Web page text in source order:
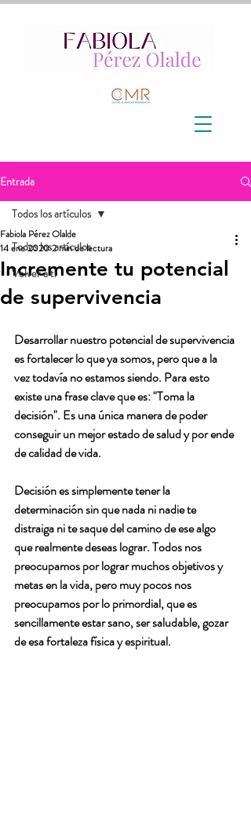
Entrada
Todos los artículos
Volver a ti
Todos los artículos
Incremente tu potencial
de supervivencia
Fabiola Pérez Olalde
14 ene 20202 min de lectura
Desarrollar nuestro potencial de supervivencia
es fortalecer lo que ya somos, pero que a la
vez todavía no estamos siendo. Para esto
existe una frase clave que es: "Toma la
decisión". Es una única manera de poder
conseguir un mejor estado de salud y por ende
de calidad de vida.
Decisión es simplemente tener la
determinación sin que nada ni nadie te
distraiga ni te saque del camino de ese algo
que realmente deseas lograr. Todos nos
preocupamos por lograr muchos objetivos y
metas en la vida, pero muy pocos nos
preocupamos por lo primordial, que es
sencillamente estar sano, ser saludable, gozar
de esa fortaleza física y espiritual.